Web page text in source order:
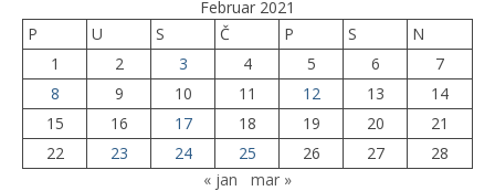
Februar 2021
P
U S Č P S
N
1
2 3 4 5 6
7
8
9 10 11 12 13
14
15
16 17 18 19 20
21
22
23 24 25 26 27
28
« jan
mar »